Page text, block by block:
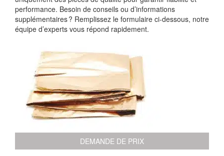
performance. Besoin de conseils ou d’informations
supplémentaires ? Remplissez le formulaire ci-dessous, notre
équipe d’experts vous répond rapidement.
DEMANDE DE PRIX